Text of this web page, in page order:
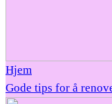
Hjem
Gode tips for å